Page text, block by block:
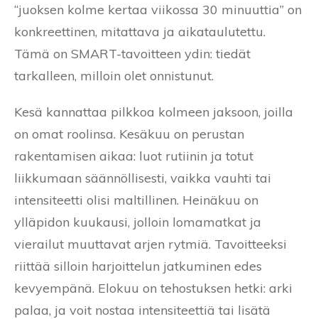
“juoksen kolme kertaa viikossa 30 minuuttia” on
konkreettinen, mitattava ja aikataulutettu.
Tämä on SMART-tavoitteen ydin: tiedät
tarkalleen, milloin olet onnistunut.
Kesä kannattaa pilkkoa kolmeen jaksoon, joilla
on omat roolinsa. Kesäkuu on perustan
rakentamisen aikaa: luot rutiinin ja totut
liikkumaan säännöllisesti, vaikka vauhti tai
intensiteetti olisi maltillinen. Heinäkuu on
ylläpidon kuukausi, jolloin lomamatkat ja
vierailut muuttavat arjen rytmiä. Tavoitteeksi
riittää silloin harjoittelun jatkuminen edes
kevyempänä. Elokuu on tehostuksen hetki: arki
palaa, ja voit nostaa intensiteettiä tai lisätä